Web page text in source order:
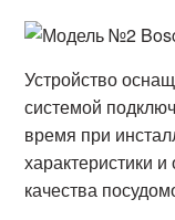
Устройство
системой
время при
характеристики
качества